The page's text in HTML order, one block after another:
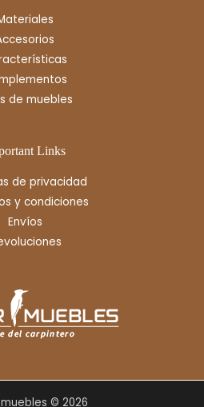
de muebles
Links
de privacidad
y condiciones
Envíos
© 2026